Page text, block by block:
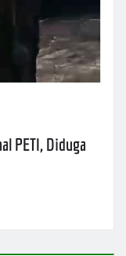
PETI, Diduga